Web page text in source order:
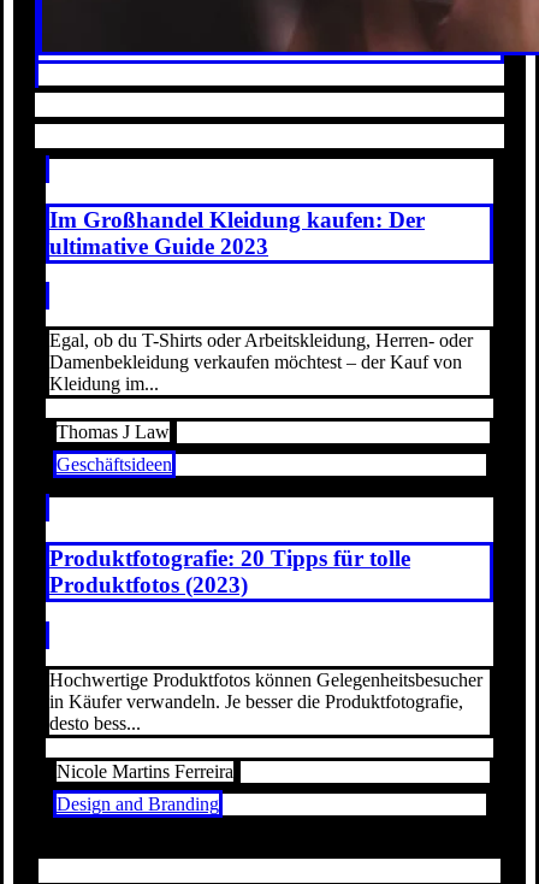
Im Großhandel Kleidung kaufen: Der
ultimative Guide 2023
Egal, ob du T-Shirts oder Arbeitskleidung, Herren- oder
Damenbekleidung verkaufen möchtest – der Kauf von
Kleidung im...
Thomas J Law
Geschäftsideen
Produktfotografie: 20 Tipps für tolle
Produktfotos (2023)
Hochwertige Produktfotos können Gelegenheitsbesucher
in Käufer verwandeln. Je besser die Produktfotografie,
desto bess...
Nicole Martins Ferreira
Design and Branding